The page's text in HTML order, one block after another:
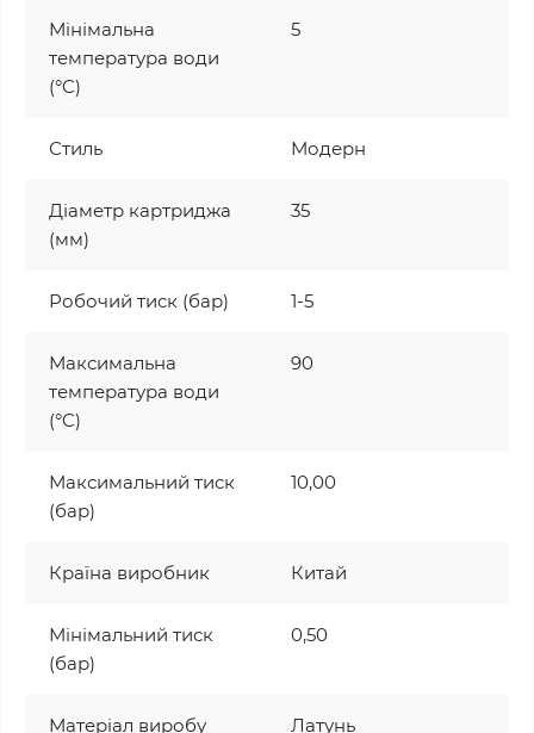
Мінімальна
температура води
(°C)
5
Стиль Модерн
Діаметр картриджа
(мм)
35
Робочий тиск (бар) 1-5
Максимальна
температура води
(°C)
90
Максимальний тиск
(бар)
10,00
Країна виробник Китай
Мінімальний тиск
(бар)
0,50
Матеріал виробу Латунь